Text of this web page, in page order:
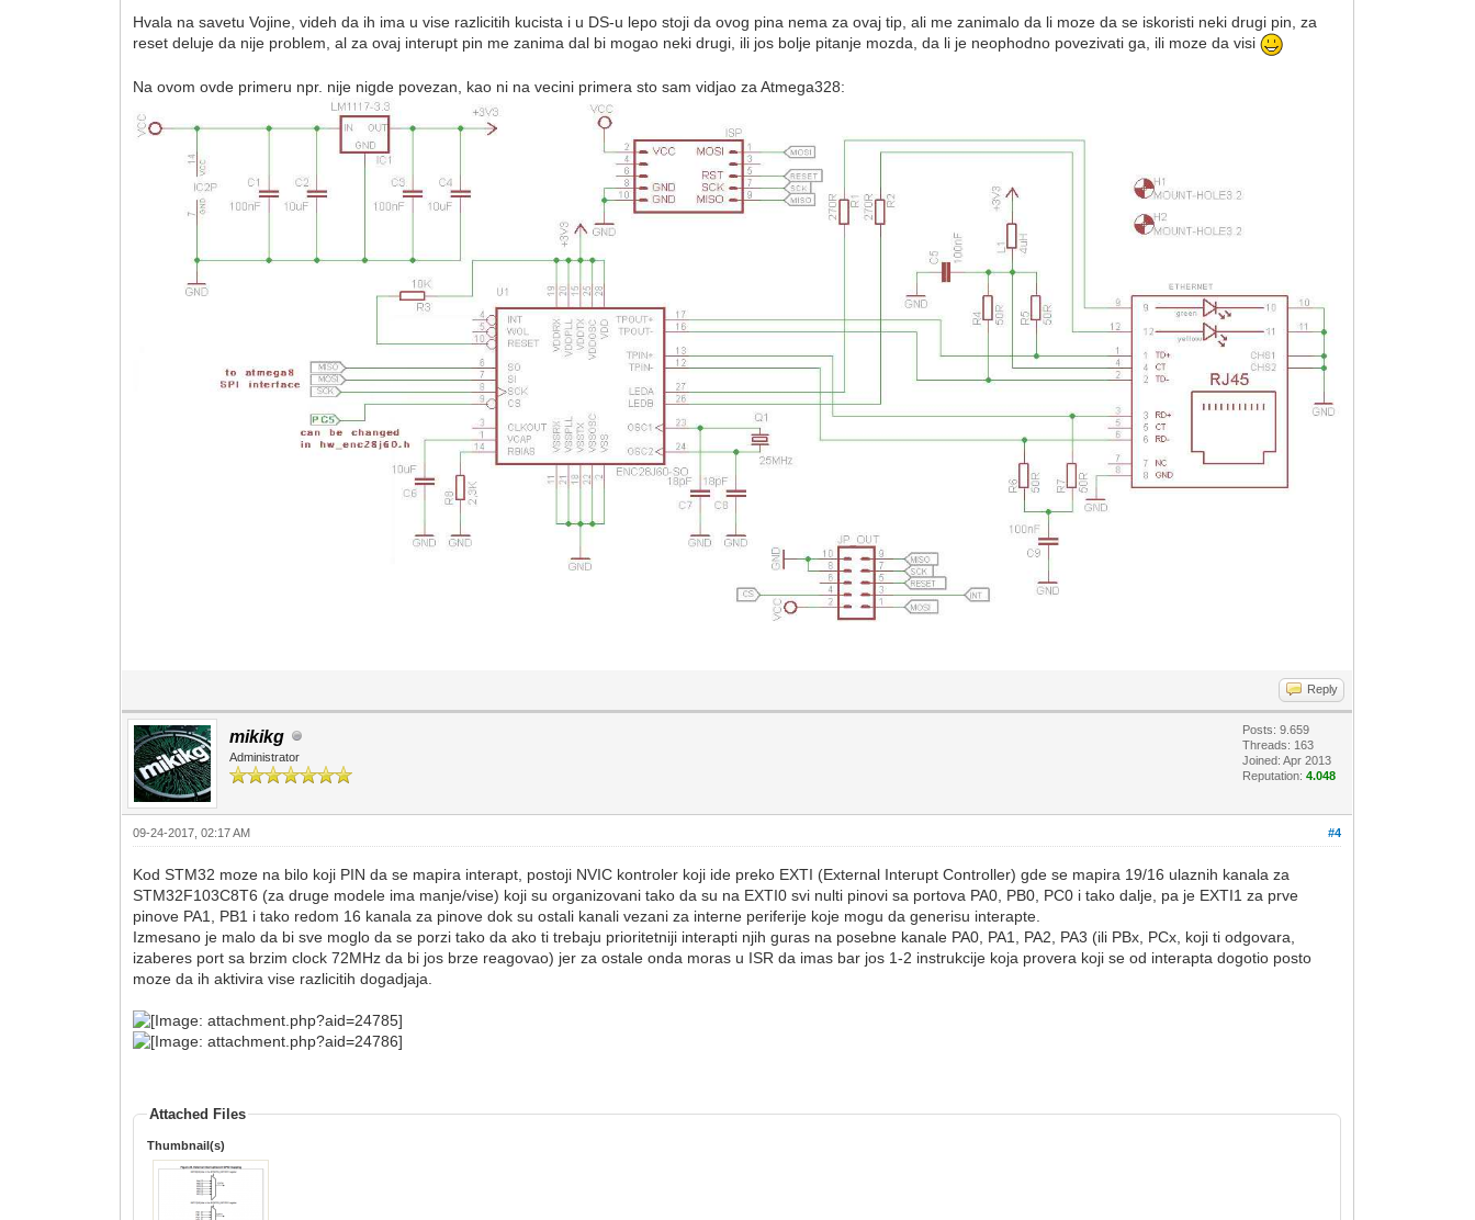
Hvala na savetu Vojine, videh da ih ima u vise razlicitih kucista i u DS-u lepo stoji da ovog pina nema za ovaj tip, ali me zanimalo da li moze da se iskoristi neki drugi pin, za
reset deluje da nije problem, al za ovaj interupt pin me zanima dal bi mogao neki drugi, ili jos bolje pitanje mozda, da li je neophodno povezivati ga, ili moze da visi
Na ovom ovde primeru npr. nije nigde povezan, kao ni na vecini primera sto sam vidjao za Atmega328:
Reply
mikikg
Administrator
Posts: 9.659
Threads: 163
Joined: Apr 2013
Reputation:4.048
#4
09-24-2017, 02:17 AM
Kod STM32 moze na bilo koji PIN da se mapira interapt, postoji NVIC kontroler koji ide preko EXTI (External Interupt Controller) gde se mapira 19/16 ulaznih kanala za
STM32F103C8T6 (za druge modele ima manje/vise) koji su organizovani tako da su na EXTI0 svi nulti pinovi sa portova PA0, PB0, PC0 i tako dalje, pa je EXTI1 za prve
pinove PA1, PB1 i tako redom 16 kanala za pinove dok su ostali kanali vezani za interne periferije koje mogu da generisu interapte.
Izmesano je malo da bi sve moglo da se porzi tako da ako ti trebaju prioritetniji interapti njih guras na posebne kanale PA0, PA1, PA2, PA3 (ili PBx, PCx, koji ti odgovara,
izaberes port sa brzim clock 72MHz da bi jos brze reagovao) jer za ostale onda moras u ISR da imas bar jos 1-2 instrukcije koja provera koji se od interapta dogotio posto
moze da ih aktivira vise razlicitih dogadjaja.
Attached Files
Thumbnail(s)